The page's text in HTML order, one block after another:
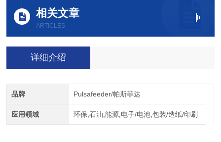
相关文章
ARTICLES
详细介绍
品牌 Pulsafeeder/帕斯菲达
应用领域 环保,石油,能源,电子/电池,包装/造纸/印刷